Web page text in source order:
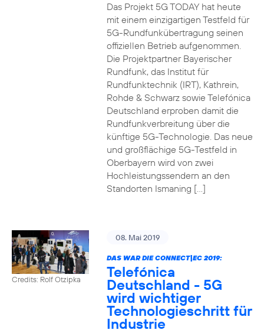
Das Projekt 5G TODAY hat heute
mit einem einzigartigen Testfeld für
5G-Rundfunkübertragung seinen
offiziellen Betrieb aufgenommen.
Die Projektpartner Bayerischer
Rundfunk, das Institut für
Rundfunktechnik (IRT), Kathrein,
Rohde & Schwarz sowie Telefónica
Deutschland erproben damit die
Rundfunkverbreitung über die
künftige 5G-Technologie. Das neue
und großflächige 5G-Testfeld in
Oberbayern wird von zwei
Hochleistungssendern an den
Standorten Ismaning […]
Credits: Rolf Otzipka
08. Mai 2019
DAS WAR DIE CONNECT|EC 2019:
Telefónica
Deutschland - 5G
wird wichtiger
Technologieschritt für
Industrie